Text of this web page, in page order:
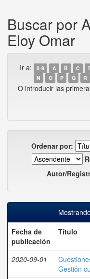
Buscar por
Eloy Omar
Ir a: 0-9 A B C
N
O P Q R
O introducir las
Ordenar por:
Autor/
Fecha de
publicación
Título
2020-09-01
Gestión